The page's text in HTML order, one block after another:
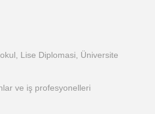
Lise Diplomasi, Üniversite
ve iş profesyonelleri